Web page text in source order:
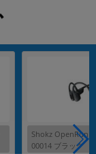
Shokz OpenRun
00014 ブラック